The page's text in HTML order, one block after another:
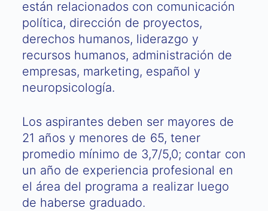
están relacionados con comunicación
política, dirección de proyectos,
derechos humanos, liderazgo y
recursos humanos, administración de
empresas, marketing, español y
neuropsicología.
Los aspirantes deben ser mayores de
21 años y menores de 65, tener
promedio mínimo de 3,7/5,0; contar con
un año de experiencia profesional en
el área del programa a realizar luego
de haberse graduado.